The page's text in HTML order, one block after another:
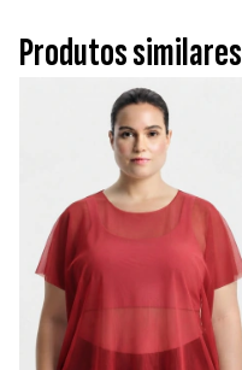
Produtos similares